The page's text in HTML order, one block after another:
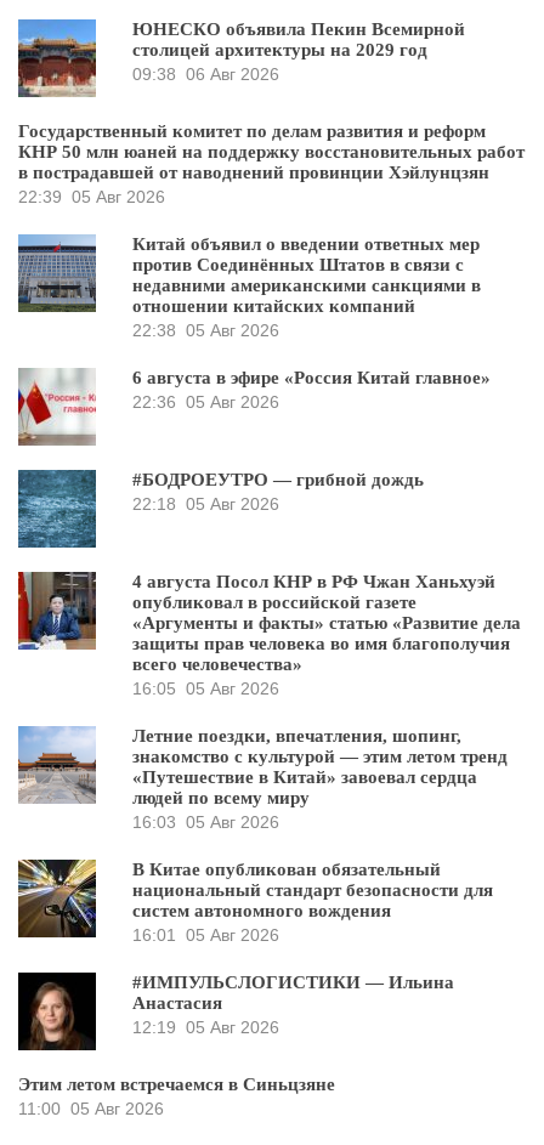
ЮНЕСКО объявила Пекин Всемирной
столицей архитектуры на 2029 год
09:38 06 Авг 2026
Государственный комитет по делам развития и реформ
КНР 50 млн юаней на поддержку восстановительных работ
в пострадавшей от наводнений провинции Хэйлунцзян
22:39 05 Авг 2026
Китай объявил о введении ответных мер
против Соединённых Штатов в связи с
недавними американскими санкциями в
отношении китайских компаний
22:38 05 Авг 2026
6 августа в эфире «Россия Китай главное»
22:36 05 Авг 2026
#БОДРОЕУТРО — грибной дождь
22:18 05 Авг 2026
4 августа Посол КНР в РФ Чжан Ханьхуэй
опубликовал в российской газете
«Аргументы и факты» статью «Развитие дела
защиты прав человека во имя благополучия
всего человечества»
16:05 05 Авг 2026
Летние поездки, впечатления, шопинг,
знакомство с культурой — этим летом тренд
«Путешествие в Китай» завоевал сердца
людей по всему миру
16:03 05 Авг 2026
В Китае опубликован обязательный
национальный стандарт безопасности для
систем автономного вождения
16:01 05 Авг 2026
#ИМПУЛЬСЛОГИСТИКИ — Ильина
Анастасия
12:19 05 Авг 2026
Этим летом встречаемся в Синьцзяне
11:00 05 Авг 2026